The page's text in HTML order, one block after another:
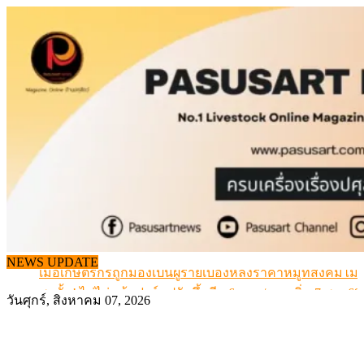
content
NEWS UPDATE
สกัดลักลอบนำเข้าเอ็นโคแช่แข็งกว่า 12.6 ตัน สมุทรสาคร
เมื่อเกษตรกรถูกมองเป็นผู้ร้ายเบื้องหลังราคาหมูที่สังคมไม่
สุดอั้น! ไข่ไก่หน้าฟาร์มปรับขึ้นอีก 6 บาท/แผง เริ่ม 7 ส.ค.69
วันศุกร์, สิงหาคม 07, 2026